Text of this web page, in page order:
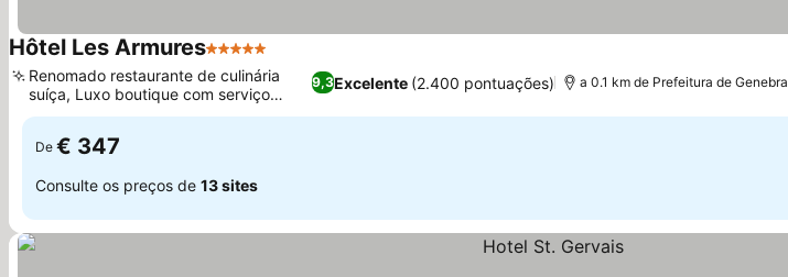
Hôtel Les Armures5 Estrelas
9,3Excelente (2.400 pontuações)
Renomado restaurante de culinária
suíça, Luxo boutique com serviço
personalizado
a 0.1 km de Prefeitura de Genebra
De € 347
Consulte os preços de 13 sites